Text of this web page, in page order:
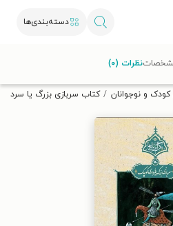
دسته‌بندی‌ها
طاقچه دریافت کن.
کودک و نوجوانان کتاب سربازی بزرگ یا
نظرات (۰)